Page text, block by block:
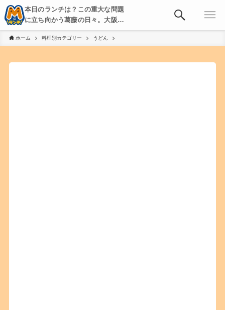
本日のランチは？この重大な問題
に立ち向かう葛藤の日々。大阪・
京都・神戸を中心とした食べ歩
き、飲み歩きを綴る。
ホーム 料理別カテゴリー うどん